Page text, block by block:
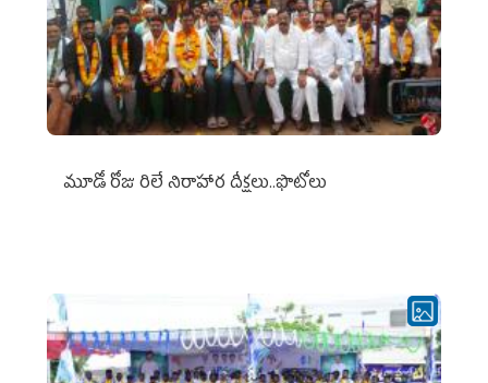
మూడో రోజు రిలే నిరాహార దీక్షలు..ఫొటోలు